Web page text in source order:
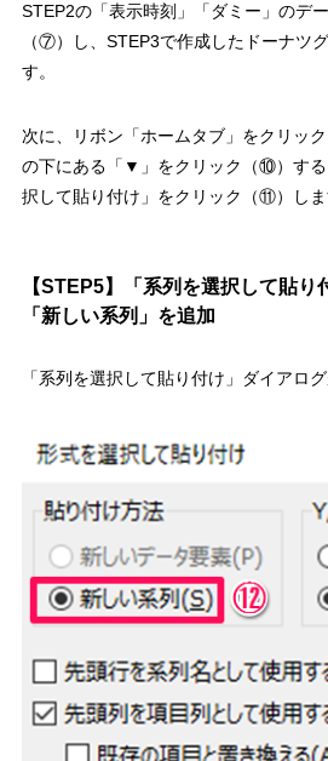
STEP2の「表示時刻」「ダミー」のデ
（⑦）し、STEP3で作成した ドーナツ
す。
次に、 リボン「ホームタブ」をクリッ
の下にある「▼」をクリック（⑩） す
択して貼り付け」をクリック（⑪）
しま
【STEP5】「系列を選択して貼り
「新しい系列」を追加
「系列を選択して貼り付け」ダイアロ